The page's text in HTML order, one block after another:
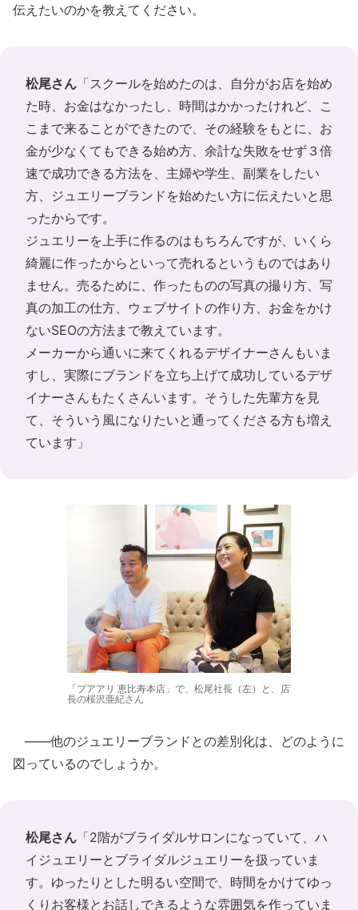
伝えたいのかを教えてください。
松尾さん 「スクールを始めたのは、自分がお店を始め
た時、お金はなかったし、時間はかかったけれど、こ
こまで来ることができたので、その経験をもとに、お
金が少なくてもできる始め方、余計な失敗をせず３倍
速で成功できる方法を、主婦や学生、副業をしたい
方、ジュエリーブランドを始めたい方に伝えたいと思
ったからです。
ジュエリーを上手に作るのはもちろんですが、いくら
綺麗に作ったからといって売れるというものではあり
ません。売るために、作ったものの写真の撮り方、写
真の加工の仕方、ウェブサイトの作り方、お金をかけ
ないSEOの方法まで教えています。
メーカーから通いに来てくれるデザイナーさんもいま
すし、実際にブランドを立ち上げて成功しているデザ
イナーさんもたくさんいます。そうした先輩方を見
て、そういう風になりたいと通ってくださる方も増え
ています」
「プアアリ 恵比寿本店」で、松尾社長（左）と、店
長の桜沢亜紀さん
――他のジュエリーブランドとの差別化は、どのように
図っているのでしょうか。
松尾さん 「2階がブライダルサロンになっていて、ハ
イジュエリーとブライダルジュエリーを扱っていま
す。ゆったりとした明るい空間で、時間をかけてゆっ
くりお客様とお話しできるような雰囲気を作っていま